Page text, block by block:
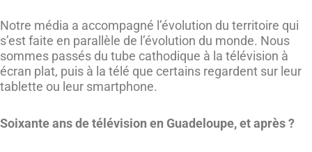
Notre média a accompagné l’évolution du territoire qui
s’est faite en parallèle de l’évolution du monde. Nous
sommes passés du tube cathodique à la télévision à
écran plat, puis à la télé que certains regardent sur leur
tablette ou leur smartphone.
Soixante ans de télévision en Guadeloupe, et après ?